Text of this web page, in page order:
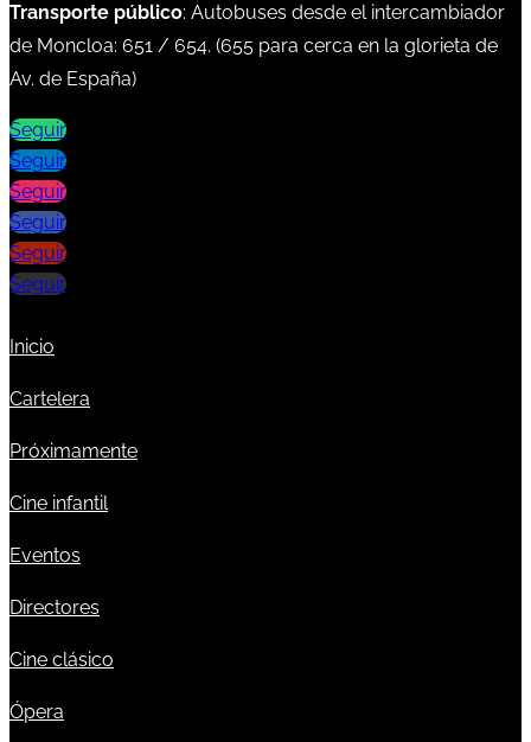
Transporte público: Autobuses desde el intercambiador
de Moncloa: 651 / 654. (655 para cerca en la glorieta de
Av. de España)
Seguir
Seguir
Seguir
Seguir
Seguir
Seguir
Inicio
Cartelera
Próximamente
Cine infantil
Eventos
Directores
Cine clásico
Ópera